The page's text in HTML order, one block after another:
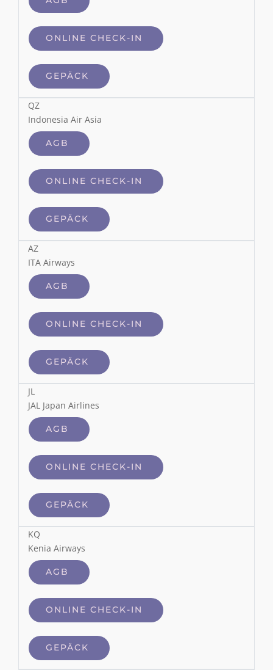
ONLINE CHECK-IN
GEPÄCK
QZ
Indonesia Air Asia
AGB
ONLINE CHECK-IN
GEPÄCK
AZ
ITA Airways
AGB
ONLINE CHECK-IN
GEPÄCK
JL
JAL Japan Airlines
AGB
ONLINE CHECK-IN
GEPÄCK
KQ
Kenia Airways
AGB
ONLINE CHECK-IN
GEPÄCK